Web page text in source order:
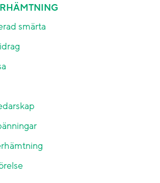
smärta